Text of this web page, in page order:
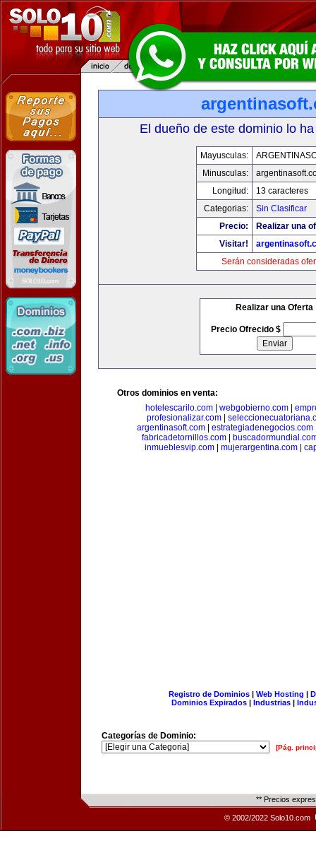
El dueño de este dominio lo
Mayusculas:
Minusculas:
Longitud:
13 caracteres
Categorias:
Sin Clasificar
Precio:
Realizar una
Visitar!
Serán consideradas
Realizar una Oferta
Precio Ofrecido $
Otros dominios en venta:
hotelescarilo.com
webgobierno.com
profesionalizar.com|
argentinasoft.com| estrategiadenegocios.com
fabricadetornillos.com
inmueblesvip.com
mujerargentina.com
Registro de Dominios| Web Hosting |
Dominios Expirados | Industrias |
Categorías de Dominio:
[Pág.
** Precios
© 2002/2022 Solo10.com